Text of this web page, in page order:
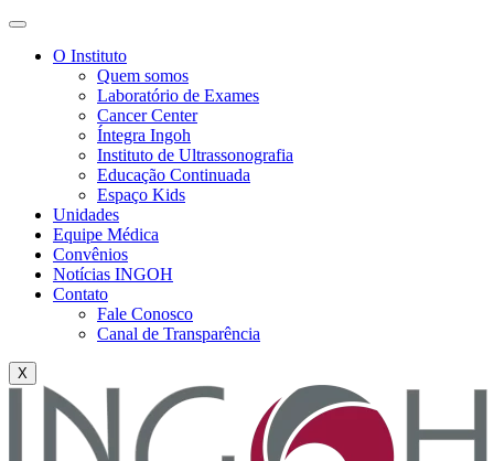
O Instituto
Quem somos
Laboratório de Exames
Cancer Center
Íntegra Ingoh
Instituto de Ultrassonografia
Educação Continuada
Espaço Kids
Unidades
Equipe Médica
Convênios
Notícias INGOH
Contato
Fale Conosco
Canal de Transparência
X